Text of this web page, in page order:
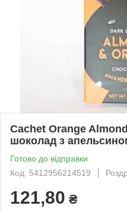
Cachet Orange
шоколад з
Готово до відправки
Код: 5412956214519
121,80 ₴